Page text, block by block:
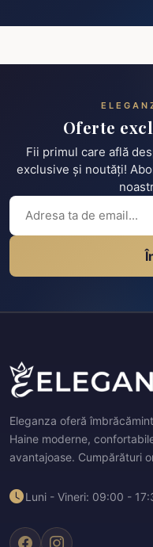
Oferte
Fii primul care află
exclusive și noutăți!
Eleganza oferă
Haine moderne,
avantajoase. Cumpărături
Luni - Vineri: 09:00 -